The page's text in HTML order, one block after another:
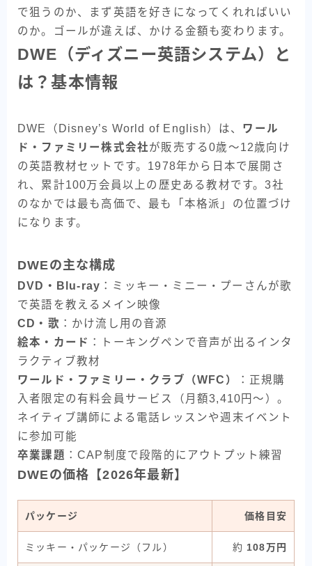
で狙うのか、まず英語を好きになってくれればいい
のか。ゴールが違えば、かける金額も変わります。
DWE（ディズニー英語システム）と
は？基本情報
DWE（Disney’s World of English）は、 ワール
ド・ファミリー株式会社が販売する0歳〜12歳向け
の英語教材セットです。1978年から日本で展開さ
れ、累計100万会員以上の歴史ある教材です。3社
のなかでは最も高価で、最も「本格派」の位置づけ
になります。
DWEの主な構成
DVD・Blu-ray ：ミッキー・ミニー・プーさんが歌
で英語を教えるメイン映像
CD・歌 ：かけ流し用の音源
絵本・カード ：トーキングペンで音声が出るインタ
ラクティブ教材
ワールド・ファミリー・クラブ（WFC）
：正規購
入者限定の有料会員サービス（月額3,410円〜）。
ネイティブ講師による電話レッスンや週末イベント
に参加可能
卒業課題 ：CAP制度で段階的にアウトプット練習
DWEの価格【2026年最新】
パッケージ 価格目安
ミッキー・パッケージ（フル） 約 108万円